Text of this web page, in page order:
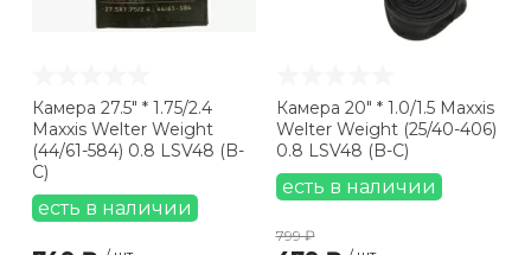
Камера 27.5" * 1.75/2.4
Maxxis Welter Weight
(44/61-584) 0.8 LSV48 (B-
C)
есть в наличии
Камера 20" * 1.0/1.5 Maxxis
Welter Weight (25/40-406)
0.8 LSV48 (B-C)
есть в наличии
799 ₽